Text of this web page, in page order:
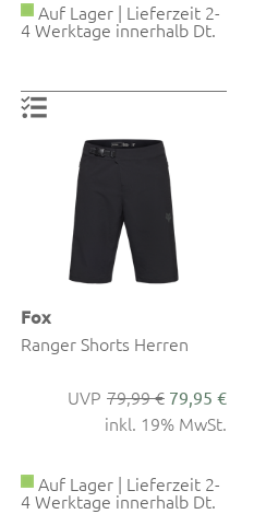
Auf Lager | Lieferzeit 2-
4 Werktage innerhalb Dt.
Fox
Ranger Shorts Herren
79,99 € 79,95 €
inkl. 19% MwSt.
Auf Lager | Lieferzeit 2-
4 Werktage innerhalb Dt.